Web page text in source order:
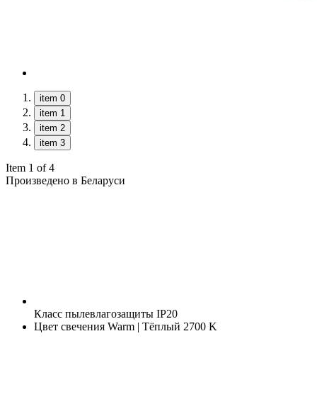
item 0
item 1
item 2
item 3
Item 1 of 4
Произведено в Беларуси
Класс пылевлагозащиты IP20
Цвет свечения Warm | Тёплый 2700 K